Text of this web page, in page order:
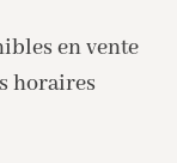
en vente
horaires